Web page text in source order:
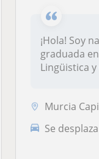
¡Hola! Soy
graduada
Lingüistica
Murcia
Se